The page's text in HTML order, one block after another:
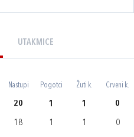
UTAKMICE
Nastupi Pogotci Žuti k. Crveni k.
20 1 1 0
18 1 1 0